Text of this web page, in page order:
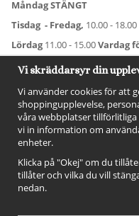
Måndag STÄNGT
Tisdag - Fredag, 10.00 - 18.00
Lördag11.00 - 15.00Vardag
För avvikande öppettider:
Vi skräddarsyr din
Vi använder cookies för att
shoppingupplevelse,
våra webbplatser
vi in information om
enheter.
Klicka på "Okej" om du
tillåter och vilka du vill
nedan.